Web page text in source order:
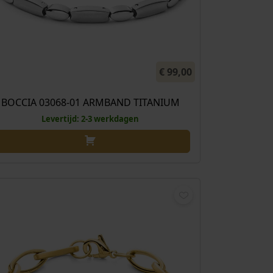
€ 99,00
BOCCIA 03068-01 ARMBAND TITANIUM
Levertijd: 2-3 werkdagen